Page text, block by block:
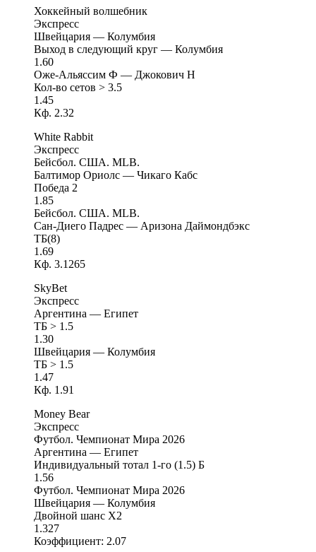
Хоккейный волшебник
Экспресс
Швейцария — Колумбия
Выход в следующий круг — Колумбия
1.60
Оже-Альяссим Ф — Джокович Н
Кол-во сетов > 3.5
1.45
Кф. 2.32
White Rabbit
Экспресс
Бейсбол. США. MLB.
Балтимор Ориолс — Чикаго Кабс
Победа 2
1.85
Бейсбол. США. MLB.
Сан-Диего Падрес — Аризона Даймондбэкс
ТБ(8)
1.69
Кф. 3.1265
SkyBet
Экспресс
Аргентина — Египет
ТБ > 1.5
1.30
Швейцария — Колумбия
ТБ > 1.5
1.47
Кф. 1.91
Money Bear
Экспресс
Футбол. Чемпионат Мира 2026
Аргентина — Египет
Индивидуальный тотал 1-го (1.5) Б
1.56
Футбол. Чемпионат Мира 2026
Швейцария — Колумбия
Двойной шанс Х2
1.327
Коэффициент: 2.07